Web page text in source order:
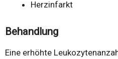
Herzinfarkt
Behandlung
Eine erhöhte